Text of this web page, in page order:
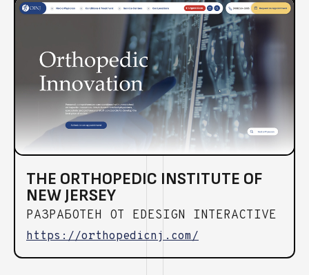
THE ORTHOPEDIC INSTITUTE OF
NEW JERSEY
РАЗРАБОТЕН ОТ EDESIGN INTERACTIVE
https://orthopedicnj.com/